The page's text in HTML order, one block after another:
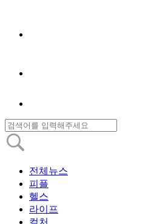
전체뉴스
피플
헬스
라이프
컬처